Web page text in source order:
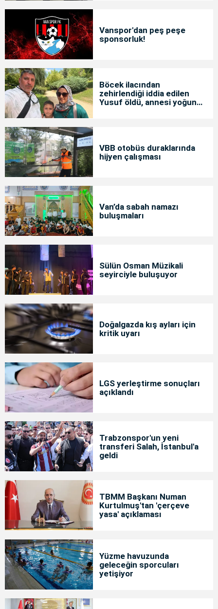
Vanspor'dan peş peşe
sponsorluk!
Böcek ilacından
zehirlendiği iddia edilen
Yusuf öldü, annesi yoğun
VBB otobüs duraklarında
hijyen çalışması
Van’da sabah namazı
buluşmaları
Sülün Osman Müzikali
seyirciyle buluşuyor
Doğalgazda kış ayları için
kritik uyarı
LGS yerleştirme sonuçları
açıklandı
Trabzonspor'un yeni
transferi Salah, İstanbul'a
geldi
TBMM Başkanı Numan
Kurtulmuş'tan 'çerçeve
yasa' açıklaması
Yüzme havuzunda
geleceğin sporcuları
yetişiyor